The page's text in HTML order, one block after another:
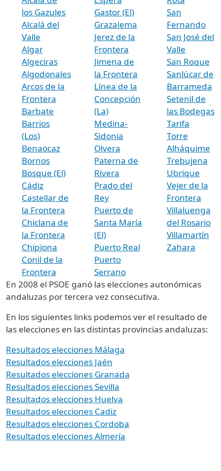
los Gazules
Alcalá del
Valle
Algar
Algeciras
Algodonales
Arcos de la
Frontera
Barbate
Barrios
(Los)
Benaocaz
Bornos
Bosque (El)
Cádiz
Castellar de
la Frontera
Chiclana de
la Frontera
Chipiona
Conil de la
Frontera
Gastor (El)
Grazalema
Jerez de la
Frontera
Jimena de
la Frontera
Línea de la
Concepción
(La)
Medina-
Sidonia
Olvera
Paterna de
Rivera
Prado del
Rey
Puerto de
Santa María
(El)
Puerto Real
Puerto
Serrano
San
Fernando
San José del
Valle
San Roque
Sanlúcar de
Barrameda
Setenil de
las Bodegas
Tarifa
Torre
Alháquime
Trebujena
Ubrique
Vejer de la
Frontera
Villaluenga
del Rosario
Villamartín
Zahara
En 2008 el PSOE ganó las elecciones autonómicas
andaluzas por tercera vez consecutiva.
En los siguientes links podemos ver el resultado de
las elecciones en las distintas provincias andaluzas:
Resultados elecciones Málaga
Resultados elecciones Jaén
Resultados elecciones Granada
Resultados elecciones Sevilla
Resultados elecciones Huelva
Resultados elecciones Cadiz
Resultados elecciones Cordoba
Resultados elecciones Almería